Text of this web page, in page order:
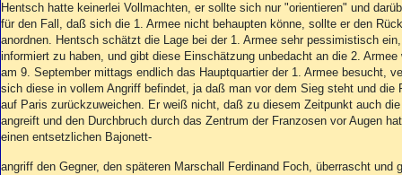
Hentsch hatte keinerlei Vollmachten, er sollte sich nur "orientieren" und
für den Fall, daß sich die 1. Armee nicht behaupten könne, sollte er den
anordnen. Hentsch schätzt die Lage bei der 1. Armee sehr pessimistisch
informiert zu haben, und gibt diese Einschätzung unbedacht an die 2.
am 9. September mittags endlich das Hauptquartier der 1. Armee besucht,
sich diese in vollem Angriff befindet, ja daß man vor dem Sieg steht und die
auf Paris zurückzuweichen. Er weiß nicht, daß zu diesem Zeitpunkt auch
angreift und den Durchbruch durch das Zentrum der Franzosen vor Augen
einen entsetzlichen Bajonett-
angriff den Gegner, den späteren Marschall Ferdinand Foch, überrascht und